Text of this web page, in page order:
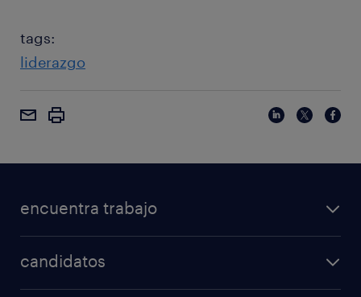
tags:
liderazgo
encuentra trabajo
candidatos